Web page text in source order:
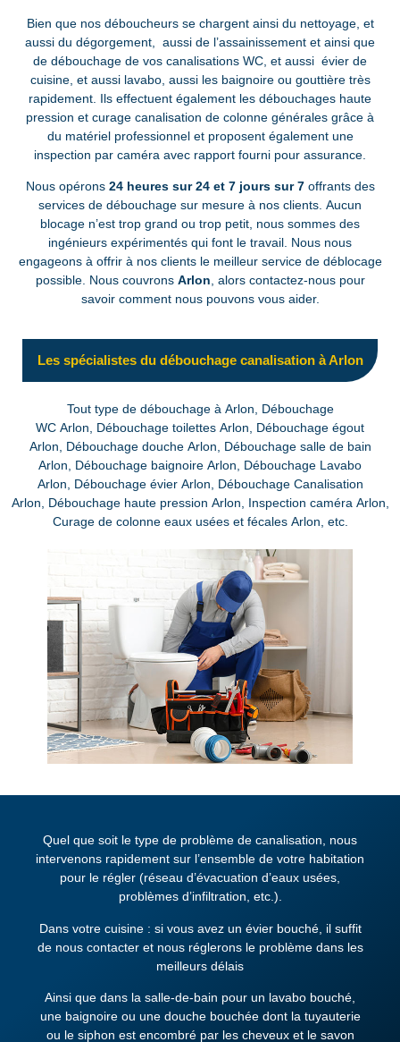
Bien que nos déboucheurs se chargent ainsi du nettoyage, et
aussi du dégorgement, aussi de l’assainissement et ainsi que
de débouchage de vos canalisations WC, et aussi évier de
cuisine, et aussi lavabo, aussi les baignoire ou gouttière très
rapidement. Ils effectuent également les débouchages haute
pression et curage canalisation de colonne générales grâce à
du matériel professionnel et proposent également une
inspection par caméra avec rapport fourni pour assurance.
Nous opérons 24 heures sur 24 et 7 jours sur 7offrants des
services de débouchage sur mesure à nos clients. Aucun
blocage n’est trop grand ou trop petit, nous sommes des
ingénieurs expérimentés qui font le travail. Nous nous
engageons à offrir à nos clients le meilleur service de déblocage
possible. Nous couvrons Arlon , alors contactez-nous pour
savoir comment nous pouvons vous aider.
Les spécialistes du débouchage canalisation à Arlon
Tout type de débouchage à Arlon, Débouchage
WC Arlon, Débouchage toilettes Arlon, Débouchage égout
Arlon, Débouchage douche Arlon, Débouchage salle de bain
Arlon, Débouchage baignoire Arlon, Débouchage Lavabo
Arlon, Débouchage évier Arlon, Débouchage Canalisation
Arlon, Débouchage haute pression Arlon, Inspection caméra Arlon,
Curage de colonne eaux usées et fécales Arlon, etc.
Quel que soit le type de problème de canalisation, nous
intervenons rapidement sur l’ensemble de votre habitation
pour le régler (réseau d’évacuation d’eaux usées,
problèmes d’infiltration, etc.).
Dans votre cuisine : si vous avez un évier bouché, il suffit
de nous contacter et nous réglerons le problème dans les
meilleurs délais
Ainsi que dans la salle-de-bain pour un lavabo bouché,
une baignoire ou une douche bouchée dont la tuyauterie
ou le siphon est encombré par les cheveux et le savon